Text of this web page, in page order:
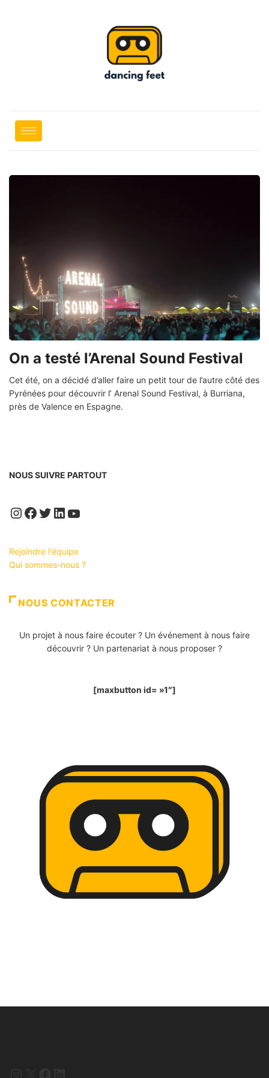
On a testé l’Arenal Sound Festival
Cet été, on a décidé d’aller faire un petit tour de l’autre côté des
Pyrénées pour découvrir l’ Arenal Sound Festival, à Burriana,
près de Valence en Espagne.
NOUS SUIVRE PARTOUT
Instagram
Facebook
Twitter
LinkedIn
YouTube
Rejoindre l'équipe
Qui sommes-nous ?
NOUS CONTACTER
Un projet à nous faire écouter ? Un événement à nous faire
découvrir ? Un partenariat à nous proposer ?
[maxbutton id= »1″]